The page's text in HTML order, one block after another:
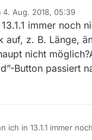
4. Aug. 2018, 05:39
von
immer noch
auf, z. B. Länge,
nicht
Button passiert
ich in 13.1.1 immer